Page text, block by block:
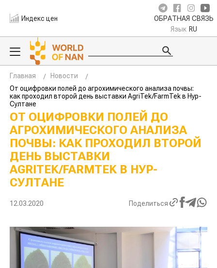
Индекс цен ОБРАТНАЯ СВЯЗЬ
Язык RU
Главная
Новости
От оцифровки полей до агрохимического анализа почвы:
как проходил второй день выставки AgriTek/FarmTek в Нур-
Султане
ОТ ОЦИФРОВКИ ПОЛЕЙ ДО
АГРОХИМИЧЕСКОГО АНАЛИЗА
ПОЧВЫ: КАК ПРОХОДИЛ ВТОРОЙ
ДЕНЬ ВЫСТАВКИ
AGRITEK/FARMTEK В НУР-
СУЛТАНЕ
12.03.2020 Поделиться